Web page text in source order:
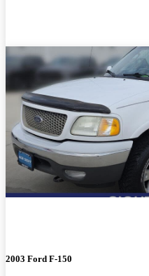
2003 Ford F-150